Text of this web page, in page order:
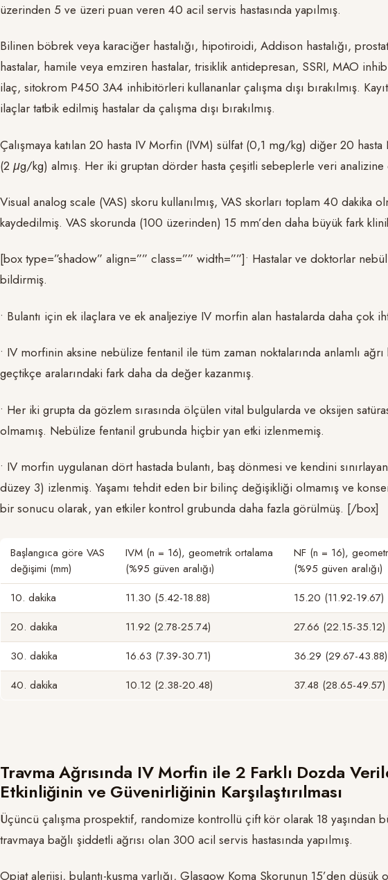
üzerinden 5 ve üzeri puan veren 40 acil servis hastasında yapılmış.
Bilinen böbrek veya karaciğer hastalığı, hipotiroidi, Addison hastalığı,
hastalar, hamile veya emziren hastalar, trisiklik antidepresan, SSRI, MAO
ilaç, sitokrom P450 3A4 inhibitörleri kullananlar çalışma dışı bırakılmış.
ilaçlar tatbik edilmiş hastalar da çalışma dışı bırakılmış.
Çalışmaya katılan 20 hasta IV Morfin (IVM) sülfat (0,1 mg/kg) diğer 20
(2 μg/kg) almış. Her iki gruptan dörder hasta çeşitli sebeplerle veri
Visual analog scale (VAS) skoru kullanılmış, VAS skorları toplam 40 dakika
kaydedilmiş. VAS skorunda (100 üzerinden) 15 mm’den daha büyük fark
[box type=”shadow” align=”” class=”” width=””]• Hastalar ve doktorlar
bildirmiş.
• Bulantı için ek ilaçlara ve ek analjeziye IV morfin alan hastalarda daha çok
• IV morfinin aksine nebülize fentanil ile tüm zaman noktalarında anlamlı
geçtikçe aralarındaki fark daha da değer kazanmış.
• Her iki grupta da gözlem sırasında ölçülen vital bulgularda ve oksijen
olmamış. Nebülize fentanil grubunda hiçbir yan etki izlenmemiş.
• IV morfin uygulanan dört hastada bulantı, baş dönmesi ve kendini
düzey 3) izlenmiş. Yaşamı tehdit eden bir bilinç değişikliği olmamış ve
bir sonucu olarak, yan etkiler kontrol grubunda daha fazla görülmüş. [/box]
Başlangıca göre VAS
değişimi (mm)
IVM (n = 16), geometrik ortalama
(%95 güven aralığı)
NF (n = 16),
(%95 güven aralığı)
10. dakika
11.30 (5.42-18.88) 15.20 (11.92-19.67)
20. dakika
11.92 (2.78-25.74) 27.66 (22.15-35.12)
30. dakika
16.63 (7.39-30.71) 36.29 (29.67-43.88)
40. dakika
10.12 (2.38-20.48) 37.48 (28.65-49.57)
Travma Ağrısında IV Morfin ile 2 Farklı Dozda
Etkinliğinin ve Güvenirliğinin Karşılaştırılması
Üçüncü çalışma prospektif, randomize kontrollü çift kör olarak 18 yaşından
travmaya bağlı şiddetli ağrısı olan 300 acil servis hastasında yapılmış.
Opiat alerjisi, bulantı-kusma varlığı, Glasgow Koma Skorunun 15’den